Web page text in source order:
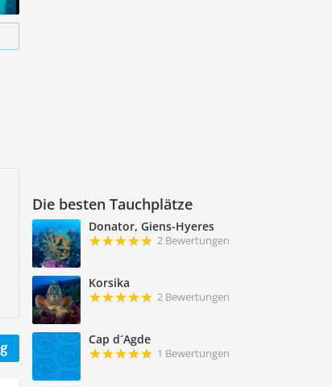
Die besten Tauchplätze
Donator, Giens-Hyeres
2 Bewertungen
Korsika
2 Bewertungen
Cap d´Agde
1 Bewertungen